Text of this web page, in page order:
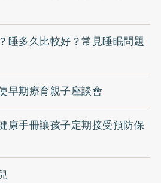
睡多久比較好？常見睡眠問題
早期療育親子座談會
康手冊讓孩子定期接受預防保